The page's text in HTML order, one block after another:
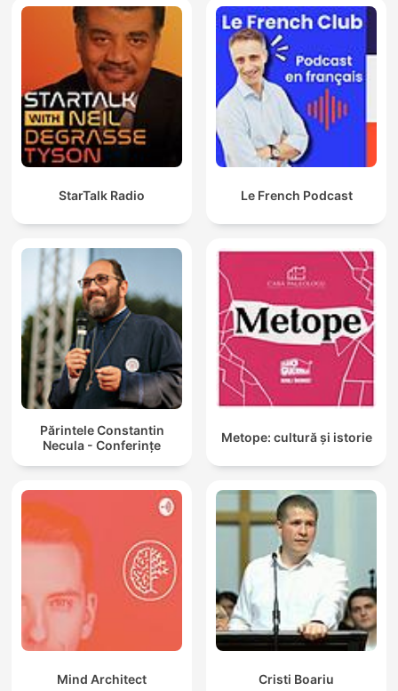
StarTalk Radio Le French Podcast
Părintele Constantin
Necula - Conferințe
Metope: cultură și istorie
Mind Architect Cristi Boariu